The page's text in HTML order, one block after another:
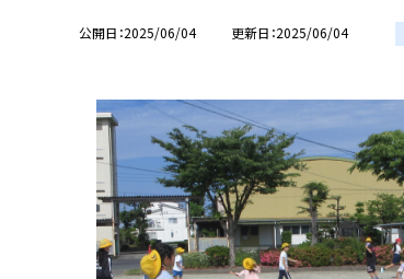
公開日 2025/06/04 更新日 2025/06/04